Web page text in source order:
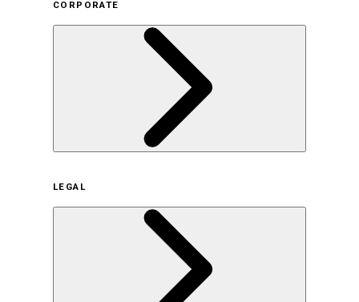
CORPORATE
サステナビリティの取り組み（日本）
サステナビリティの取り組み（米国/英語）
ヒストリー
採用情報
LEGAL